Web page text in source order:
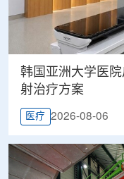
韩国亚洲大学医
射治疗方案
医疗 2026-08-06